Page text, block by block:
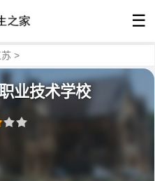
☰
>
业技术学校